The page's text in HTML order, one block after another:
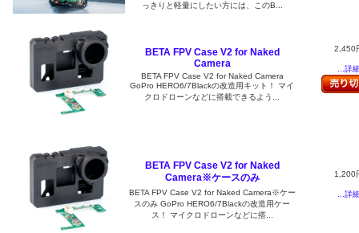
っきりと軽量にしたい方には、このB...
BETA FPV Case V2 for Naked
Camera
BETA FPV Case V2 for Naked Camera
GoPro HERO6/7Blackの改造用キット！ マイ
クロドローンなどに搭載できるよう...
2,450
...詳
BETA FPV Case V2 for Naked
Camera※ケースのみ
BETA FPV Case V2 for Naked Camera※ケー
スのみ GoPro HERO6/7Blackの改造用ケー
ス！ マイクロドローンなどに搭...
1,200
...詳